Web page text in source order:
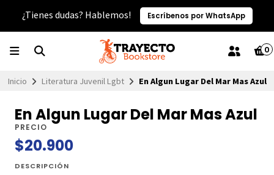
¿Tienes dudas? Hablemos! Escríbenos por WhatsApp
0
Inicio Literatura Juvenil Lgbt En Algun Lugar Del Mar Mas Azul
En Algun Lugar Del Mar Mas Azul
PRECIO
$20.900
DESCRIPCIÓN